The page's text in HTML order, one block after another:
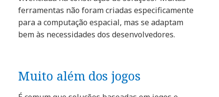
ferramentas não foram criadas especificamente
para a computação espacial, mas se adaptam
bem às necessidades dos desenvolvedores.
Muito além dos jogos